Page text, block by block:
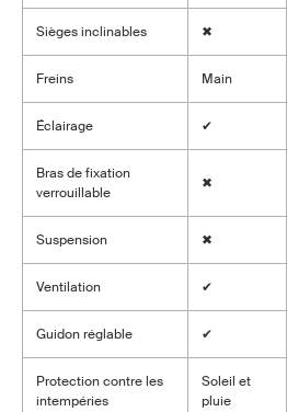
Sièges inclinables ✖
Freins Main
Éclairage ✔
Bras de fixation
verrouillable
✖
Suspension ✖
Ventilation ✔
Guidon réglable ✔
Protection contre les
intempéries
Soleil et
pluie